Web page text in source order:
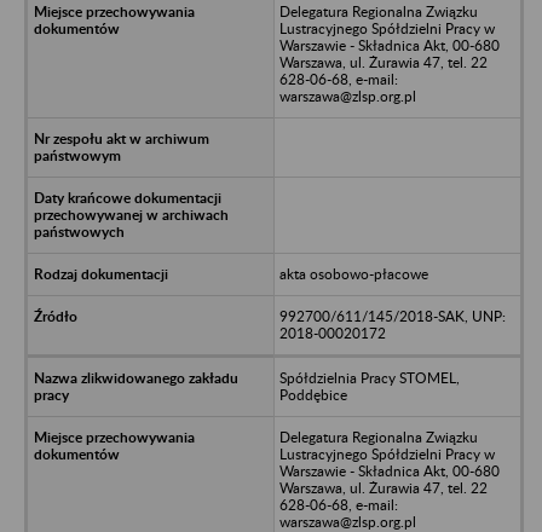
Delegatura Regionalna Związku
Lustracyjnego Spółdzielni Pracy w
Warszawie - Składnica Akt, 00-680
Warszawa, ul. Żurawia 47, tel. 22
628-06-68, e-mail:
warszawa@zlsp.org.pl
akta osobowo-płacowe
992700/611/145/2018-SAK, UNP:
2018-00020172
Spółdzielnia Pracy STOMEL,
Poddębice
Delegatura Regionalna Związku
Lustracyjnego Spółdzielni Pracy w
Warszawie - Składnica Akt, 00-680
Warszawa, ul. Żurawia 47, tel. 22
628-06-68, e-mail:
warszawa@zlsp.org.pl